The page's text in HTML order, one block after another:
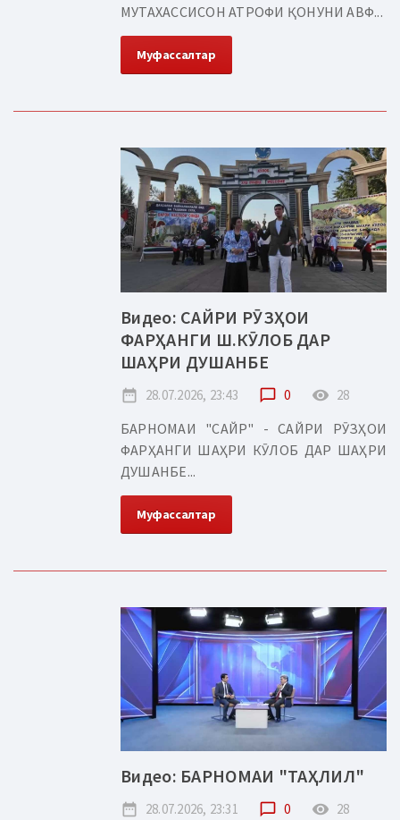
МУТАХАССИСОН АТРОФИ ҚОНУНИ АВФ...
Муфассалтар
Видео: САЙРИ РӮЗҲОИ
ФАРҲАНГИ Ш.КӮЛОБ ДАР
ШАҲРИ ДУШАНБЕ
date_range 28.07.2026, 23:43 chat_bubble_outline 0 remove_red_eye 28
БАРНОМАИ "САЙР" - САЙРИ РӮЗҲОИ
ФАРҲАНГИ ШАҲРИ КӮЛОБ ДАР ШАҲРИ
ДУШАНБЕ...
Муфассалтар
Видео: БАРНОМАИ "ТАҲЛИЛ"
date_range 28.07.2026, 23:31 chat_bubble_outline 0 remove_red_eye 28